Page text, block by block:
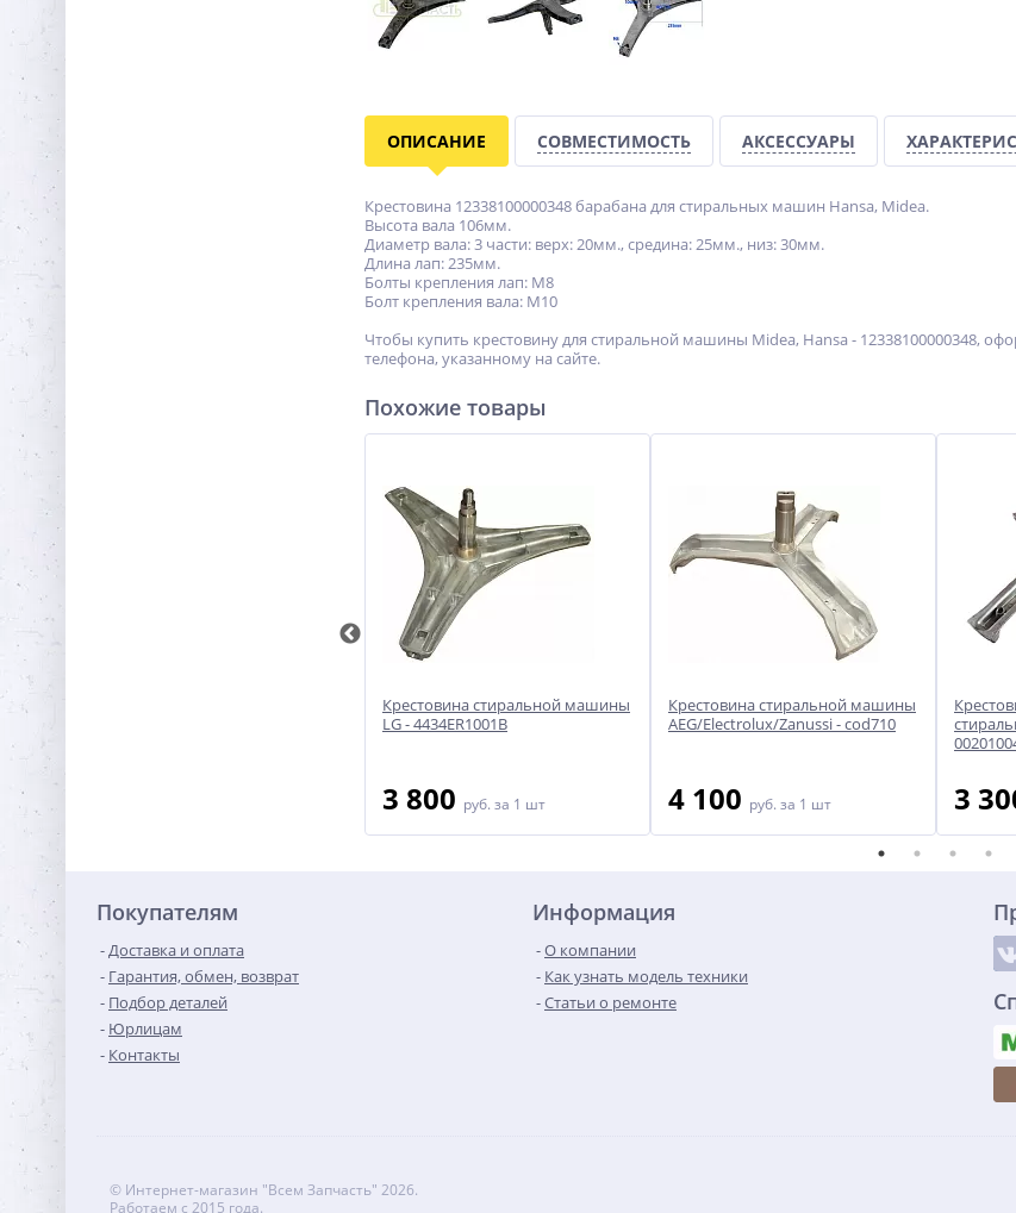
ОПИСАНИЕ СОВМЕСТИМОСТЬ АКСЕССУАРЫ
Крестовина 12338100000348 барабана для стиральных машин Hansa, Midea.
Высота вала 106мм.
Диаметр вала: 3 части: верх: 20мм., средина: 25мм., низ: 30мм.
Длина лап: 235мм.
Болты крепления лап: M8
Болт крепления вала: M10
Чтобы купить крестовину для стиральной машины Midea, Hansa - 12338100000348,
телефона, указанному на сайте.
Похожие товары
Крестовина стиральной машины
LG - 4434ER1001B
3 800 руб. за 1 шт
Крестовина стиральной машины
AEG/Electrolux/Zanussi - cod710
4 100 руб. за 1 шт 3
Покупателям
Доставка и оплата
Гарантия, обмен, возврат
Подбор деталей
Юрлицам
Контакты
Информация
О компании
Как узнать модель техники
Статьи о ремонте
© Интернет-магазин "Всем Запчасть" 2026.
Работаем с 2015 года.